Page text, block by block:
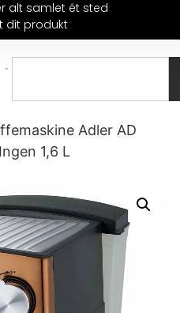
alt samlet ét sted
dit produkt
Adler AD
1,6 L